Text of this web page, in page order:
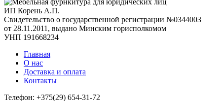
ИП Корень А.П.
Свидетельство о государственной регистрации №0344003
от 28.11.2011, выдано Минским горисполкомом
УНП 191668234
Главная
О нас
Доставка и оплата
Контакты
Телефон: +375(29) 654-31-72